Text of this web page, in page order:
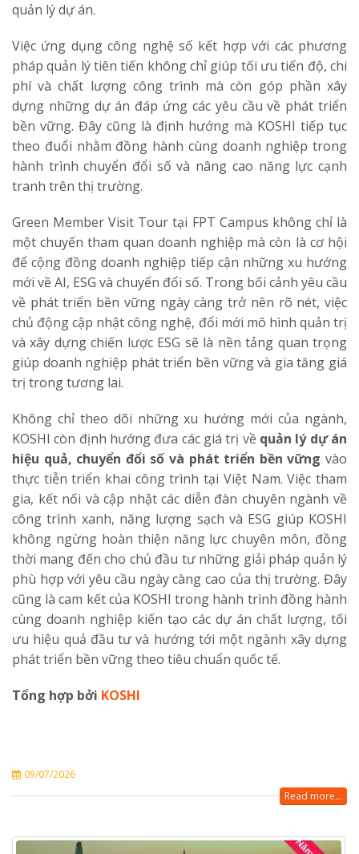
quản lý dự án.
Việc ứng dụng công nghệ số kết hợp với các phương
pháp quản lý tiên tiến không chỉ giúp tối ưu tiến độ, chi
phí và chất lượng công trình mà còn góp phần xây
dựng những dự án đáp ứng các yêu cầu về phát triển
bền vững. Đây cũng là định hướng mà KOSHI tiếp tục
theo đuổi nhằm đồng hành cùng doanh nghiệp trong
hành trình chuyển đổi số và nâng cao năng lực cạnh
tranh trên thị trường.
Green Member Visit Tour tại FPT Campus không chỉ là
một chuyến tham quan doanh nghiệp mà còn là cơ hội
để cộng đồng doanh nghiệp tiếp cận những xu hướng
mới về AI, ESG và chuyển đổi số. Trong bối cảnh yêu cầu
về phát triển bền vững ngày càng trở nên rõ nét, việc
chủ động cập nhật công nghệ, đổi mới mô hình quản trị
và xây dựng chiến lược ESG sẽ là nền tảng quan trọng
giúp doanh nghiệp phát triển bền vững và gia tăng giá
trị trong tương lai.
Không chỉ theo dõi những xu hướng mới của ngành,
KOSHI còn định hướng đưa các giá trị về quản lý dự án
hiệu quả, chuyển đổi số và phát triển bền vững vào
thực tiễn triển khai công trình tại Việt Nam. Việc tham
gia, kết nối và cập nhật các diễn đàn chuyên ngành về
công trình xanh, năng lượng sạch và ESG giúp KOSHI
không ngừng hoàn thiện năng lực chuyên môn, đồng
thời mang đến cho chủ đầu tư những giải pháp quản lý
phù hợp với yêu cầu ngày càng cao của thị trường. Đây
cũng là cam kết của KOSHI trong hành trình đồng hành
cùng doanh nghiệp kiến tạo các dự án chất lượng, tối
ưu hiệu quả đầu tư và hướng tới một ngành xây dựng
phát triển bền vững theo tiêu chuẩn quốc tế.
Tổng hợp bởi KOSHI
09/07/2026
Read more...